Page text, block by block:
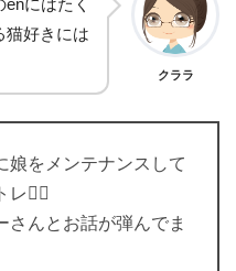
猫好きには
クララ
娘をメンテナンスして
レ🏋️‍♀️
さんとお話が弾んでま